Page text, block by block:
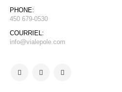
PHONE:
450 679-0530
COURRIEL:
info@vialepole.com